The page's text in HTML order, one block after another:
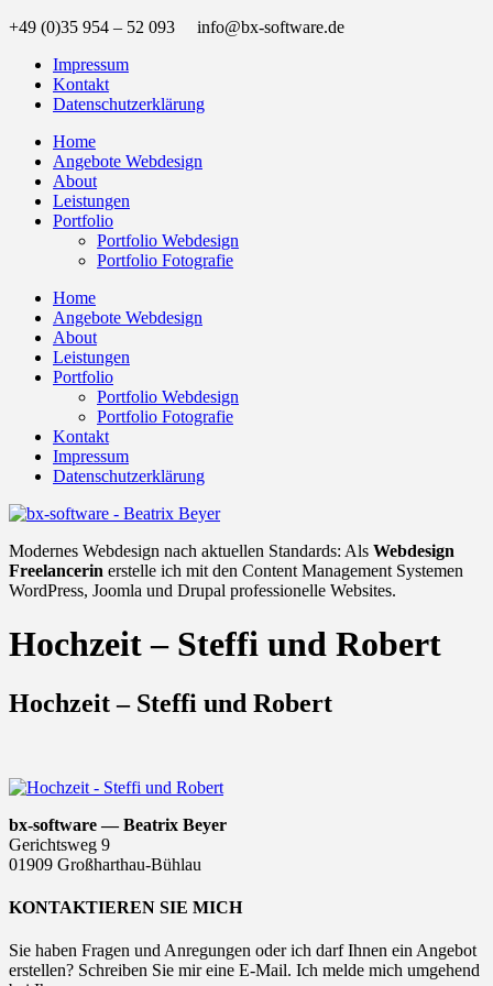
+49 (0)35 954 – 52 093 info@bx-software.de
Impressum
Kontakt
Datenschutzerklärung
Home
Angebote Webdesign
About
Leistungen
Portfolio
Portfolio Webdesign
Portfolio Fotografie
Home
Angebote Webdesign
About
Leistungen
Portfolio
Portfolio Webdesign
Portfolio Fotografie
Kontakt
Impressum
Datenschutzerklärung
Modernes Webdesign nach aktuellen Standards: Als Webdesign
Freelancerin erstelle ich mit den Content Management Systemen
WordPress, Joomla und Drupal professionelle Websites.
Hochzeit – Steffi und Robert
Hochzeit – Steffi und Robert
bx-software — Beatrix Beyer
Gerichtsweg 9
01909 Großharthau-Bühlau
KONTAKTIEREN SIE MICH
Sie haben Fragen und Anregungen oder ich darf Ihnen ein Angebot
erstellen? Schreiben Sie mir eine E-Mail. Ich melde mich umgehend